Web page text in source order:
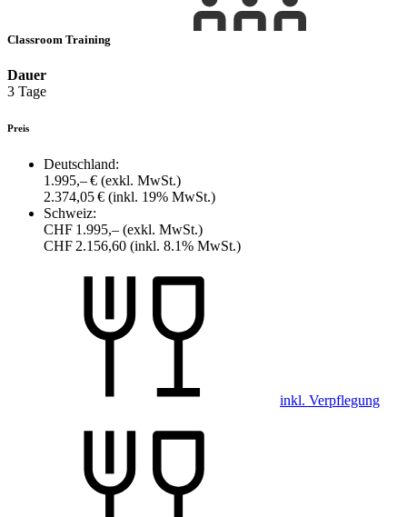
Classroom Training
Dauer
3 Tage
Preis
Deutschland:
1.995,– € (exkl. MwSt.)
2.374,05 € (inkl. 19% MwSt.)
Schweiz:
CHF 1.995,– (exkl. MwSt.)
CHF 2.156,60 (inkl. 8.1% MwSt.)
inkl. Verpflegung